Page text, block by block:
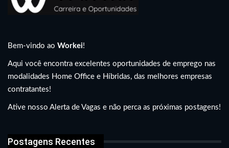
Bem-vindo ao Workei!
Aqui você encontra excelentes oportunidades de emprego nas
modalidades Home Office e Híbridas, das melhores empresas
contratantes!
Ative nosso Alerta de Vagas e não perca as próximas postagens!
Postagens Recentes